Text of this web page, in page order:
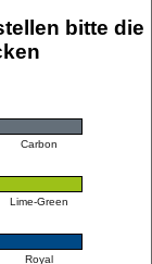
bitte die
Carbon
Lime-Green
Royal